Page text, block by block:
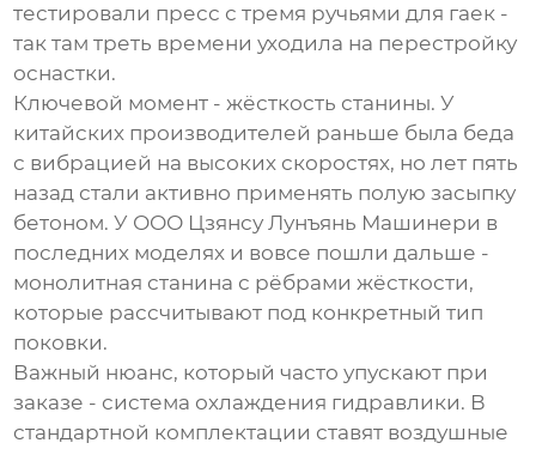
тестировали пресс с тремя ручьями для гаек -
так там треть времени уходила на перестройку
оснастки.
Ключевой момент - жёсткость станины. У
китайских производителей раньше была беда
с вибрацией на высоких скоростях, но лет пять
назад стали активно применять полую засыпку
бетоном. У ООО Цзянсу Лунъянь Машинери в
последних моделях и вовсе пошли дальше -
монолитная станина с рёбрами жёсткости,
которые рассчитывают под конкретный тип
поковки.
Важный нюанс, который часто упускают при
заказе - система охлаждения гидравлики. В
стандартной комплектации ставят воздушные